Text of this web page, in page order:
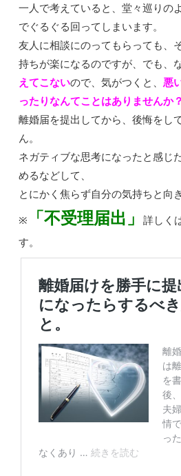
一人で考えていると、堂々巡りの
でぐるぐる回ってしまいます。
友人に相談にのってもらっても、
持ちが楽になるのですが、でも、
えてこないので、気がつくと、 悪
ったりなんてことはありませんか？
離婚届を提出してから、後悔をし
ん。
ネガティブな思考になったと感じ
めるなどして、
とにかく焦らず自分の気持ちと向
※ 「不受理届出」
詳しく
す。